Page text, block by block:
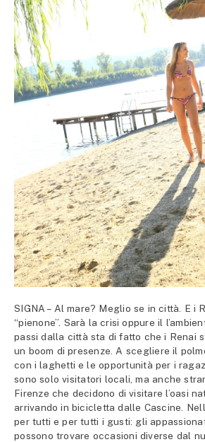
SIGNA – Al mare? Meglio se in città. E i
“pienone”. Sarà la crisi oppure il
passi dalla città sta di fatto che i Renai
un boom di presenze. A scegliere il
con i laghetti e le opportunità per i
sono solo visitatori locali, ma anche
Firenze che decidono di visitare l’oasi
arrivando in bicicletta dalle Cascine.
per tutti e per tutti i gusti: gli
possono trovare occasioni diverse dal